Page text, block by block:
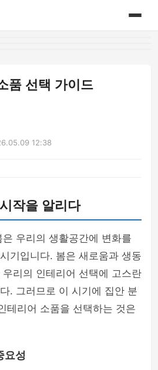
품 선택 가이드
12:38
작을 알리다
우리의 생활공간에 변화를
기입니다. 봄은 새로움과 생동
리의 인테리어 선택에 고스란
. 그러므로 이 시기에 집안 분
테리어 소품을 선택하는 것은
요성